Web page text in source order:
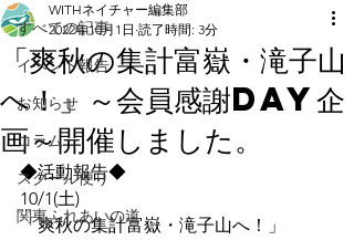
すべての記事
イベント報告
お知らせ
コラム
スクール便り
関東ふれあいの道
「爽秋の集計富嶽・滝子山
へ！」～会員感謝DAY企
画～開催しました。
WITHネイチャー編集部
2022年10月1日 読了時間: 3分
◆活動報告◆
10/1(土)
「爽秋の集計富嶽・滝子山へ！」